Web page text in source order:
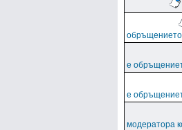
е
е
модератора